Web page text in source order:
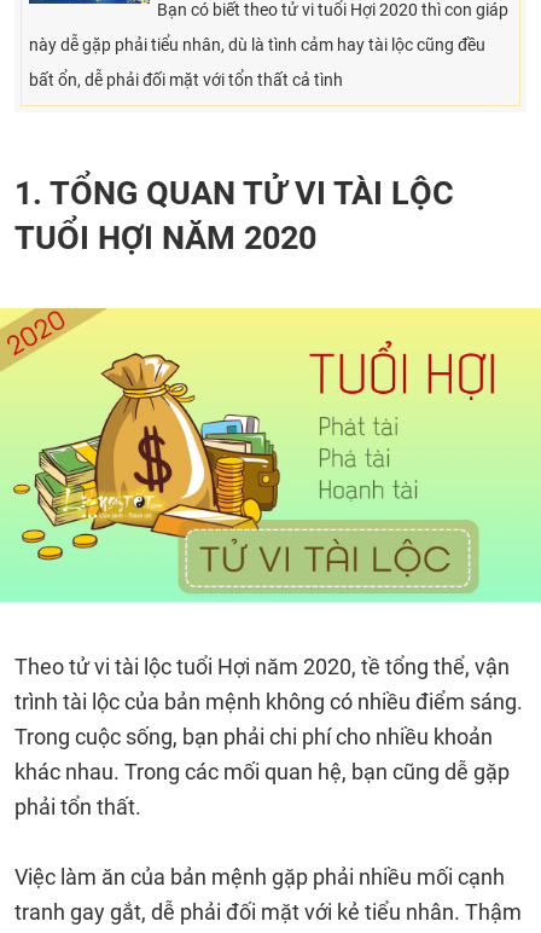
Bạn có biết theo tử vi tuổi Hợi 2020 thì con giáp
này dễ gặp phải tiểu nhân, dù là tình cảm hay tài lộc cũng đều
bất ổn, dễ phải đối mặt với tổn thất cả tình
1. TỔNG QUAN TỬ VI TÀI LỘC
TUỔI HỢI NĂM 2020
Theo tử vi tài lộc tuổi Hợi năm 2020, tề tổng thể, vận
trình tài lộc của bản mệnh không có nhiều điểm sáng.
Trong cuộc sống, bạn phải chi phí cho nhiều khoản
khác nhau. Trong các mối quan hệ, bạn cũng dễ gặp
phải tổn thất.
Việc làm ăn của bản mệnh gặp phải nhiều mối cạnh
tranh gay gắt, dễ phải đối mặt với kẻ tiểu nhân. Thậm